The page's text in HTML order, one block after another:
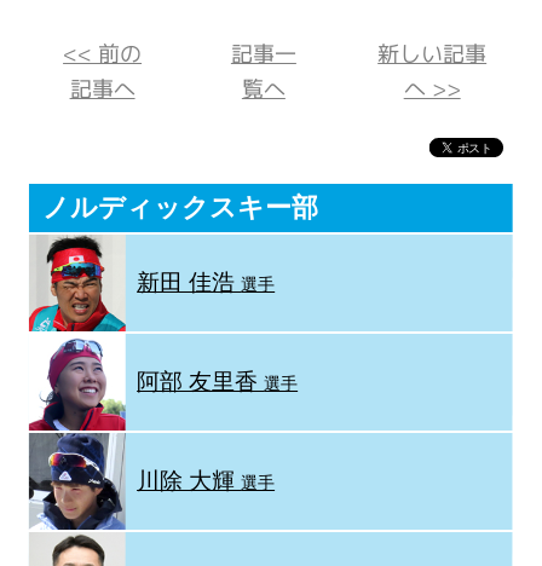
<< 前の
記事へ
記事一
覧へ
新しい記事
へ >>
ノルディックスキー部
新田 佳浩選手
阿部 友里香選手
川除 大輝選手